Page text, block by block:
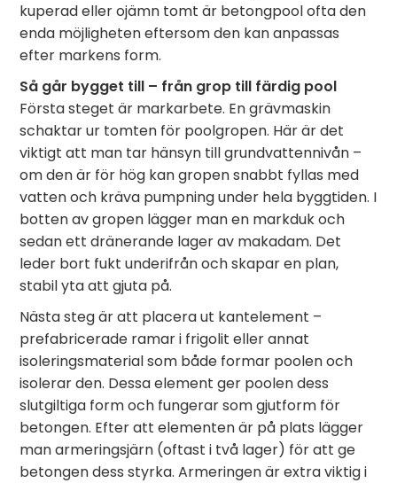
kuperad eller ojämn tomt är betongpool ofta den
enda möjligheten eftersom den kan anpassas
efter markens form.
Så går bygget till – från grop till färdig pool
Första steget är markarbete. En grävmaskin
schaktar ur tomten för poolgropen. Här är det
viktigt att man tar hänsyn till grundvattennivån –
om den är för hög kan gropen snabbt fyllas med
vatten och kräva pumpning under hela byggtiden. I
botten av gropen lägger man en markduk och
sedan ett dränerande lager av makadam. Det
leder bort fukt underifrån och skapar en plan,
stabil yta att gjuta på.
Nästa steg är att placera ut kantelement –
prefabricerade ramar i frigolit eller annat
isoleringsmaterial som både formar poolen och
isolerar den. Dessa element ger poolen dess
slutgiltiga form och fungerar som gjutform för
betongen. Efter att elementen är på plats lägger
man armeringsjärn (oftast i två lager) för att ge
betongen dess styrka. Armeringen är extra viktig i